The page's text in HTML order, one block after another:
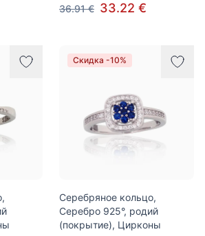
36.91 € 33.22 €
Скидка -10%
Серебряное кольцо,
Серебро 925°, родий
(покрытие), Цирконы